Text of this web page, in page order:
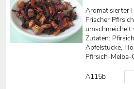
Aromatisierter
Frischer
umschmeichelt
Zutaten:
Apfelstücke,
Pfirsich-Melba-
A115b